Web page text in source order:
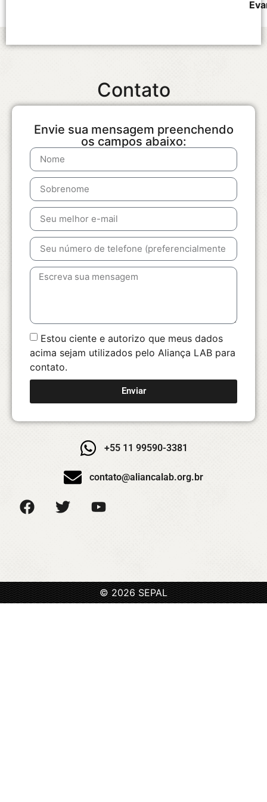
Contato
Envie sua mensagem preenchendo
os campos abaixo:
Estou ciente e autorizo que meus dados
acima sejam utilizados pelo Aliança LAB para
contato.
Enviar
+55 11 99590-3381
contato@aliancalab.org.br
© 2026 SEPAL